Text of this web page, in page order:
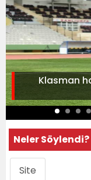
Klasman
Neler Söylendi?
Site